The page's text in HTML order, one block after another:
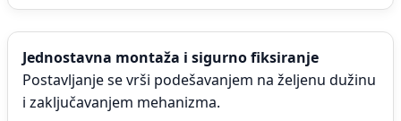
Jednostavna montaža i sigurno fiksiranje
Postavljanje se vrši podešavanjem na željenu dužinu
i zaključavanjem mehanizma.